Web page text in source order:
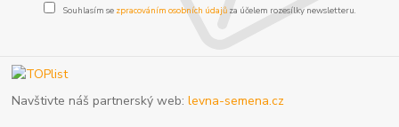
Souhlasím se zpracováním osobních údajůza účelem rozesílky newsletteru.
Navštivte náš partnerský web:levna-semena.cz